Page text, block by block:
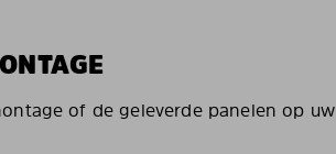
of de geleverde panelen op uw